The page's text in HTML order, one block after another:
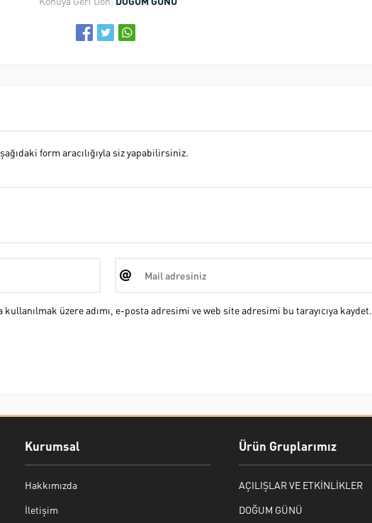
form aracılığıyla siz yapabilirsiniz.
üzere adımı, e-posta adresimi ve web site adresimi bu tarayıcıya kaydet.
Kurumsal
Hakkımızda
İletişim
Ürün Gruplarımız
AÇILIŞLAR VE ETKİNLİKLER
DOĞUM GÜNÜ